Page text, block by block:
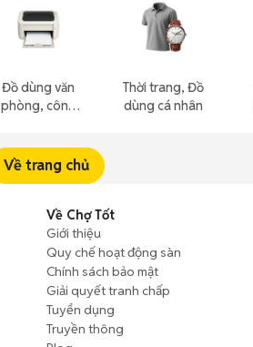
Đồ dùng văn
phòng, công
Thời trang, Đồ
dùng cá nhân
Về trang chủ
Về Chợ Tốt
Giới thiệu
Quy chế hoạt động sàn
Chính sách bảo mật
Giải quyết tranh chấp
Tuyển dụng
Truyền thông